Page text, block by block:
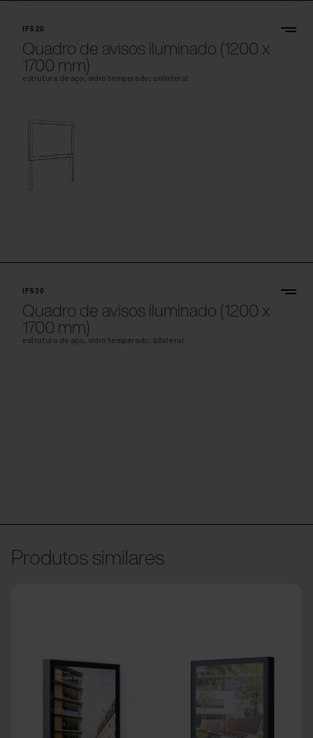
IF520
Quadro de avisos iluminado (1200 x
1700 mm)
estrutura de aço, vidro temperado; unilateral
IF530
Quadro de avisos iluminado (1200 x
1700 mm)
estrutura de aço, vidro temperado; bilateral
Produtos similares